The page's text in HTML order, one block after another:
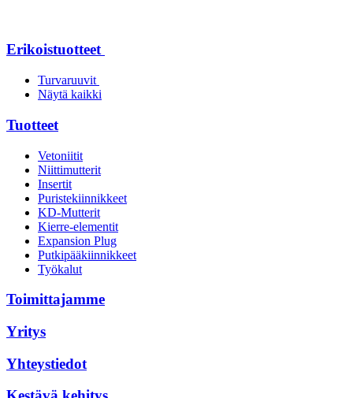
Erikoistuotteet
Turvaruuvit
Näytä kaikki
Tuotteet
Vetoniitit
Niittimutterit
Insertit
Puristekiinnikkeet
KD-Mutterit
Kierre-elementit
Expansion Plug
Putkipääkiinnikkeet
Työkalut
Toimittajamme
Yritys
Yhteystiedot